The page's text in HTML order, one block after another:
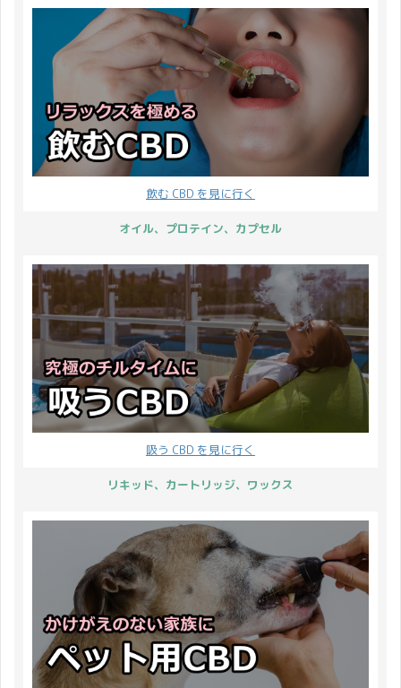
アステカ CBD ワックス
ストロー 商品ページを見
に行く AZTEC CBD C7
PLUS WAX S ...
リームです。 土屋アンナ
さん、郷ひろみさん、内
田有紀さんなどのメイク
アップを担当するなど、
美を追求する活動は多岐
the annoying jet-lag!
Why not taking some
CBD products? So that
you can eliminate the
jet-lag and have a
wonderful night ...
れから CBD オイル、
CBD バーム、CBD グミ
と人気商品を世に送りだ
している CBDfx です
が、改めて CBD リキッ
ドの重要性を考えて
CBDMANiA でも取り扱う
ことを決めました。 この
記事ではネット通販の最
CBDfx 社の CBD リキッ
ドについてご紹介いたし
ます。 まずはフレーバー
のご紹介から。 CB ...
飲む CBD を見に行く
オイル、プロテイン、カプセル
吸う CBD を見に行く
リキッド、カートリッジ、ワックス